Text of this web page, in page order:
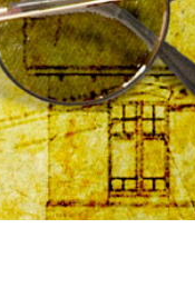
READ MORE